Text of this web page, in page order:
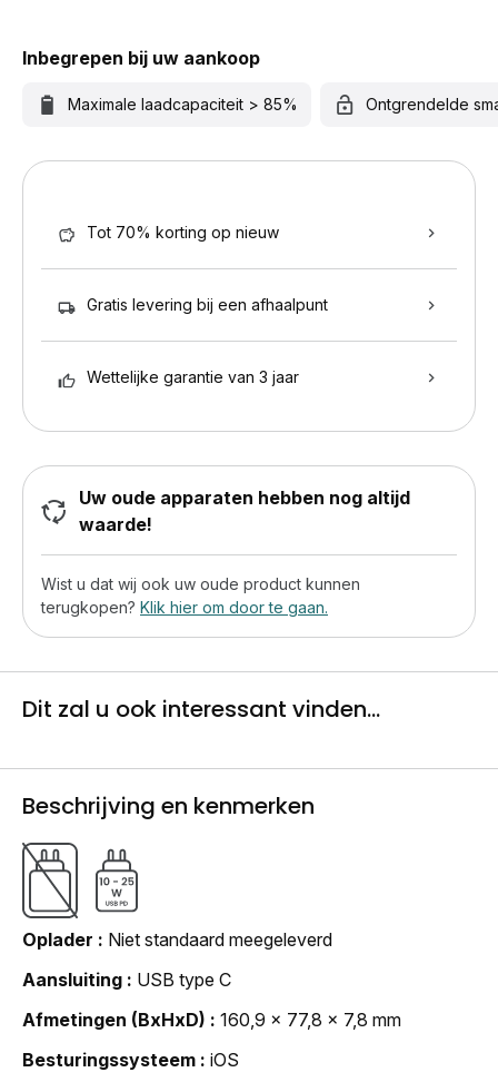
Inbegrepen bij uw aankoop
Maximale laadcapaciteit > 85% Ontgrendelde
Tot 70% korting op nieuw
Gratis levering bij een afhaalpunt
Wettelijke garantie van 3 jaar
Uw oude apparaten hebben nog altijd
waarde!
Wist u dat wij ook uw oude product kunnen
terugkopen? Klik hier om door te gaan.
Dit zal u ook interessant vinden...
Beschrijving en kenmerken
Oplader
Niet standaard meegeleverd
Aansluiting
USB type C
Afmetingen (BxHxD)
160,9 x 77,8 x 7,8 mm
Besturingssysteem
iOS